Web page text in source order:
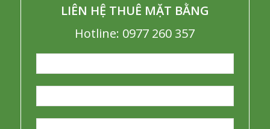
LIÊN HỆ THUÊ MẶT BẰNG
Hotline: 0977 260 357